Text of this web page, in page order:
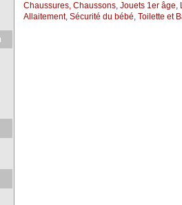
Chaussures, Chaussons, Jouets 1er âge,
Allaitement, Sécurité du bébé, Toilette et